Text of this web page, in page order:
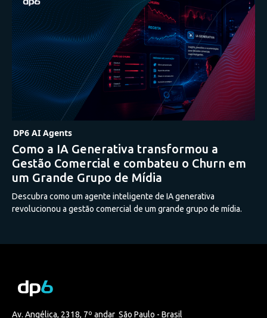
DP6 AI Agents
Como a IA Generativa transformou a
Gestão Comercial e combateu o Churn em
um Grande Grupo de Mídia
Descubra como um agente inteligente de IA generativa
revolucionou a gestão comercial de um grande grupo de mídia.
Av. Angélica, 2318, 7º andar São Paulo - Brasil